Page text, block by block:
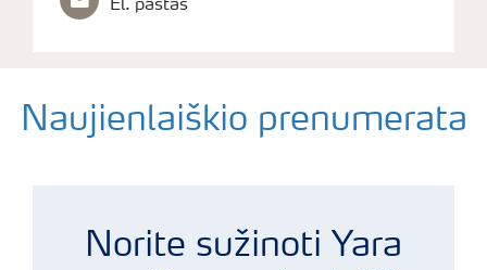
El. paštas
Naujienlaiškio prenumerata
Norite sužinoti Yara